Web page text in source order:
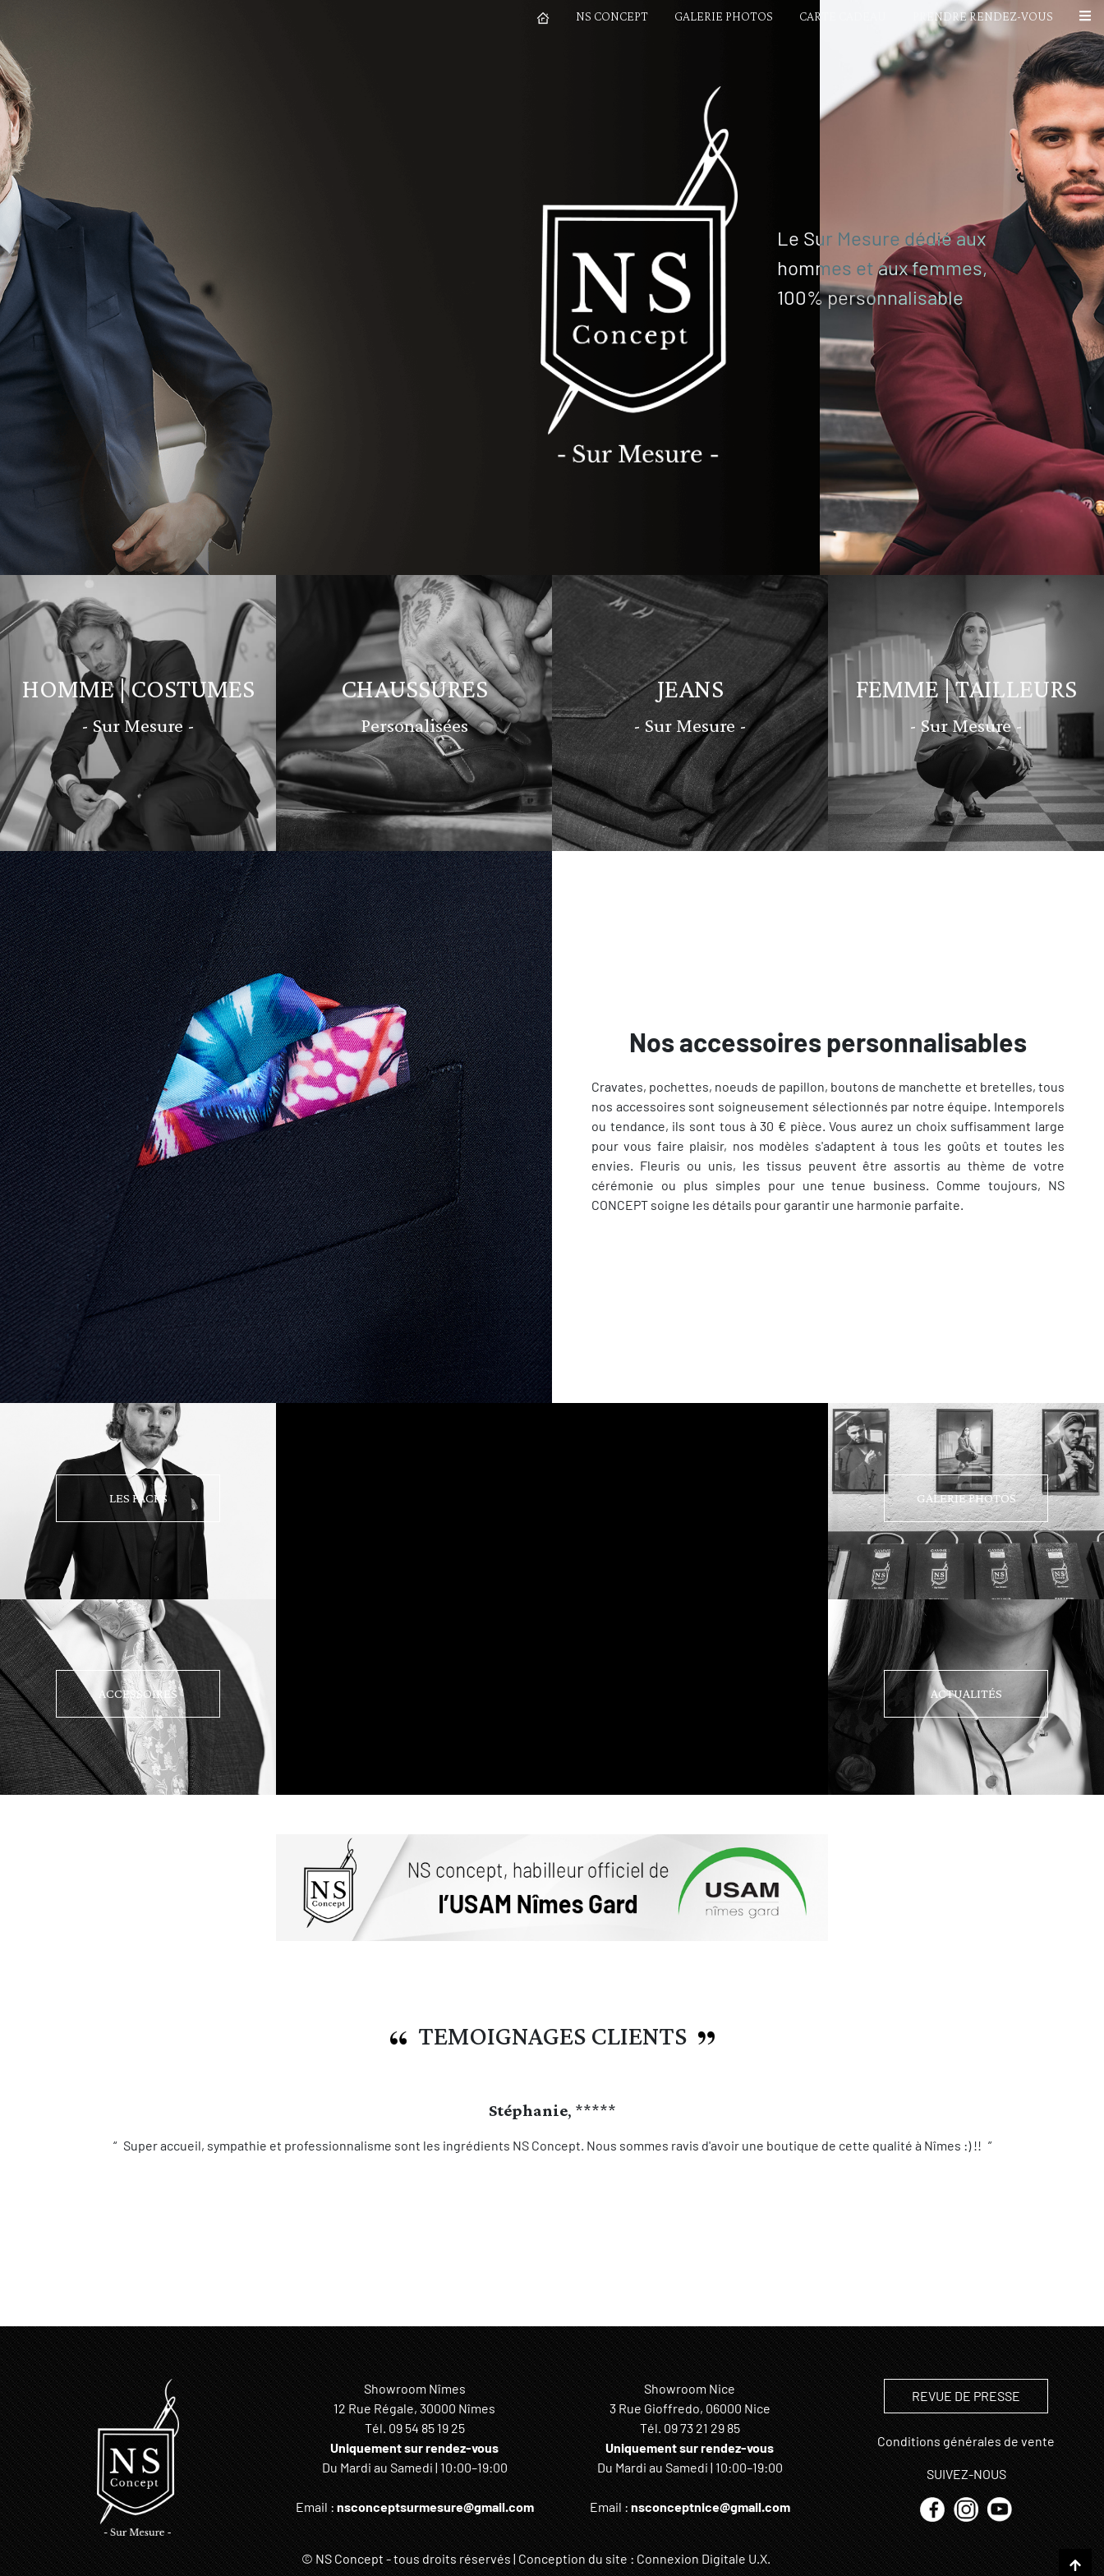
NS CONCEPT GALERIE PHOTOS CARTE CADEAU PRENDRE RENDEZ-VOUS
Le Sur Mesure dédié aux
hommes et aux femmes,
100% personnalisable
HOMME | COSTUMES
- Sur Mesure -
CHAUSSURES
Personalisées
JEANS
- Sur Mesure -
FEMME | TAILLEURS
- Sur Mesure -
Nos accessoires personnalisables
Cravates, pochettes, noeuds de papillon, boutons de manchette et bretelles, tous
nos accessoires sont soigneusement sélectionnés par notre équipe. Intemporels
ou tendance, ils sont tous à 30 € pièce. Vous aurez un choix suffisamment large
pour vous faire plaisir, nos modèles s'adaptent à tous les goûts et toutes les
envies. Fleuris ou unis, les tissus peuvent être assortis au thème de votre
cérémonie ou plus simples pour une tenue business. Comme toujours, NS
CONCEPT soigne les détails pour garantir une harmonie parfaite.
LES PACKS
ACCESSOIRES
GALERIE PHOTOS
ACTUALITÉS
TEMOIGNAGES CLIENTS
Stéphanie, *****
Super accueil, sympathie et professionnalisme sont les ingrédients NS Concept. Nous sommes ravis d'avoir une boutique de cette qualité à Nîmes :) !!
Showroom Nîmes
12 Rue Régale, 30000 Nîmes
Tél. 09 54 85 19 25
Uniquement sur rendez-vous
Du Mardi au Samedi | 10:00–19:00
Email : nsconceptsurmesure@gmail.com
Showroom Nice
3 Rue Gioffredo, 06000 Nice
Tél. 09 73 21 29 85
Uniquement sur rendez-vous
Du Mardi au Samedi | 10:00–19:00
Email : nsconceptnice@gmail.com
REVUE DE PRESSE
Conditions générales de vente
SUIVEZ-NOUS
© NS Concept - tous droits réservés | Conception du site : Connexion Digitale U.X.